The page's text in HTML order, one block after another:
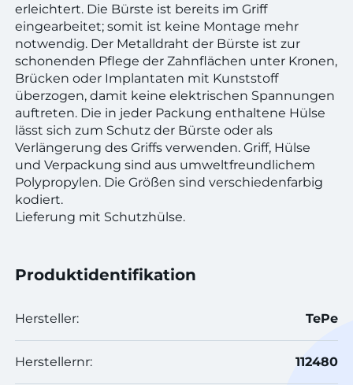
erleichtert. Die Bürste ist bereits im Griff
eingearbeitet; somit ist keine Montage mehr
notwendig. Der Metalldraht der Bürste ist zur
schonenden Pflege der Zahnflächen unter Kronen,
Brücken oder Implantaten mit Kunststoff
überzogen, damit keine elektrischen Spannungen
auftreten. Die in jeder Packung enthaltene Hülse
lässt sich zum Schutz der Bürste oder als
Verlängerung des Griffs verwenden. Griff, Hülse
und Verpackung sind aus umweltfreundlichem
Polypropylen. Die Größen sind verschiedenfarbig
kodiert.
Lieferung mit Schutzhülse.
Produktidentifikation
Hersteller: TePe
Herstellernr: 112480